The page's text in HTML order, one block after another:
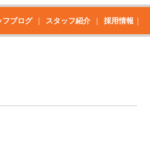
フブログ スタッフ紹介 採用情報